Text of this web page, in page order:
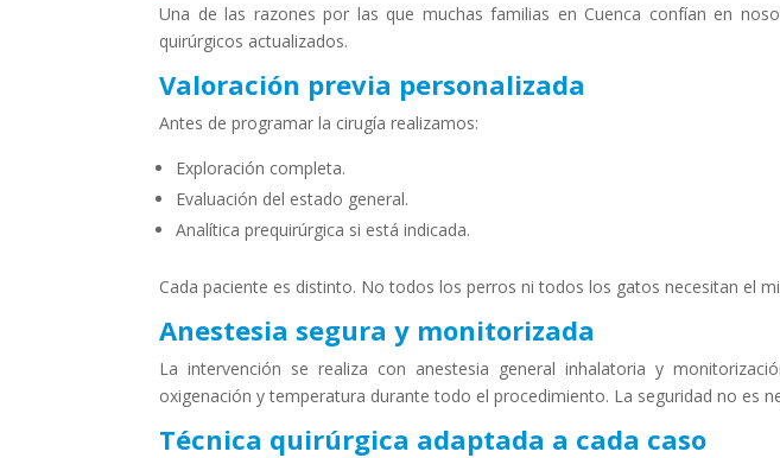
Una de las razones por las que muchas familias en Cuenca confían en
quirúrgicos actualizados.
Valoración previa personalizada
Antes de programar la cirugía realizamos:
Exploración completa.
Evaluación del estado general.
Analítica prequirúrgica si está indicada.
Cada paciente es distinto. No todos los perros ni todos los gatos necesitan el
Anestesia segura y monitorizada
La intervención se realiza con anestesia general inhalatoria y
oxigenación y temperatura durante todo el procedimiento. La seguridad no es
Técnica quirúrgica adaptada a cada caso